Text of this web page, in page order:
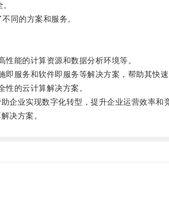
同的方案和服务。
能的计算资源和数据分析环境等。
务和软件即服务等解决方案，帮助其快速
的云计算解决方案。
业实现数字化转型，提升企业运营效率和
决方案。